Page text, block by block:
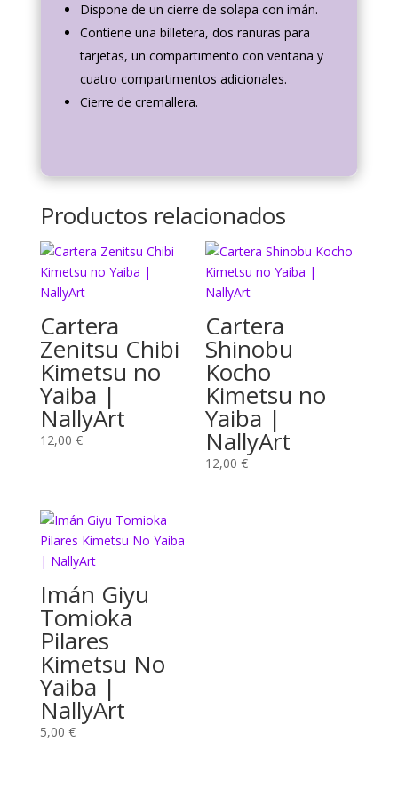
Dispone de un cierre de solapa con imán.
Contiene una billetera, dos ranuras para
tarjetas, un compartimento con ventana y
cuatro compartimentos adicionales.
Cierre de cremallera.
Productos relacionados
Cartera
Zenitsu Chibi
Kimetsu no
Yaiba |
NallyArt
12,00 €
Cartera
Shinobu
Kocho
Kimetsu no
Yaiba |
NallyArt
12,00€
Imán Giyu
Tomioka
Pilares
Kimetsu No
Yaiba |
NallyArt
5,00 €